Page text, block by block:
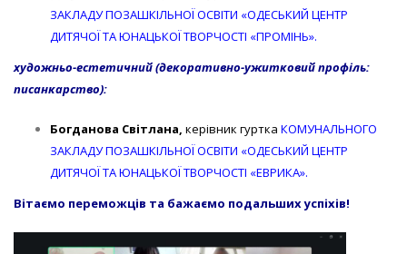
ЗАКЛАДУ ПОЗАШКІЛЬНОЇ ОСВІТИ «ОДЕСЬКИЙ ЦЕНТР
ДИТЯЧОЇ ТА ЮНАЦЬКОЇ ТВОРЧОСТІ «ПРОМІНЬ».
художньо-естетичний (декоративно-ужитковий профіль:
писанкарство):
Богданова Світлана, керівник гуртка КОМУНАЛЬНОГО
ЗАКЛАДУ ПОЗАШКІЛЬНОЇ ОСВІТИ «ОДЕСЬКИЙ ЦЕНТР
ДИТЯЧОЇ ТА ЮНАЦЬКОЇ ТВОРЧОСТІ «ЕВРИКА».
Вітаємо переможців та бажаємо подальших успіхів!